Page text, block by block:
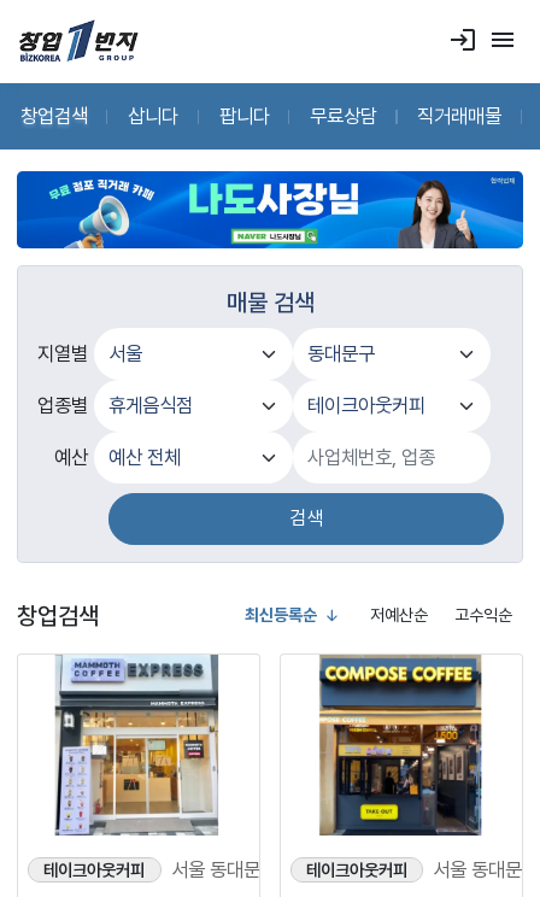
login menu
창업검색 삽니다 팝니다 무료상담 직거래매물
매물 검색
지열별
업종별
예산
검색
창업검색 최신등록순 저예산순 고수익순
테이크아웃커피 서울 동대문구 테이크아웃커피 서울 동대문구